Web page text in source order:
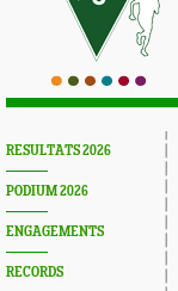
RESULTATS 2026
PODIUM 2026
ENGAGEMENTS
RECORDS